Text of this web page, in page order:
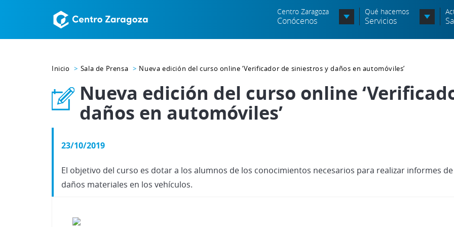
Centro Zaragoza
Conócenos
Órganos Consultivos
Entidades Asociadas
Política medioambiental
Qué hacemos
Servicios
Inicio Sala de Prensa Nueva edición del curso online ‘Verificador de siniestros y daños en automóviles’
Nueva edición del curso online
daños en automóviles’
23/10/2019
El objetivo del curso es dotar a los alumnos de los conocimientos necesarios para realizar informes
daños materiales en los vehículos.